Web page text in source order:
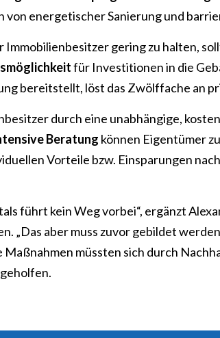
von energetischer Sanierung und
gering zu halten,
für Investitionen in die
bereitstellt, löst das Zwölffache an
durch eine unabhängige,
Beratung können Eigentümer
Vorteile bzw. Einsparungen
führt kein Weg vorbei“, ergänzt
„Das aber muss zuvor gebildet
müssten sich durch